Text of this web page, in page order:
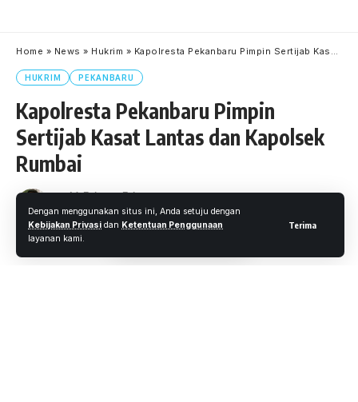
Dengan menggunakan situs ini, Anda setuju dengan
Kebijakan Privasi dan Ketentuan Penggunaan
layanan kami.
Terima
Home » News » Hukrim » Kapolresta Pekanbaru Pimpin Sertijab Kasat Lantas dan Kapolsek Rumbai
HUKRIM PEKANBARU
Kapolresta Pekanbaru Pimpin
Sertijab Kasat Lantas dan Kapolsek
Rumbai
OlehM. Faheem Eshaq- Senior Editor Diterbitkan: 3 Maret 2021
19 Views